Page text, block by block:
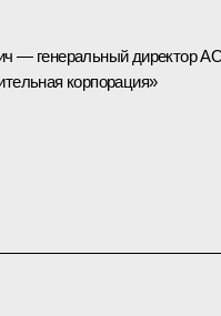
— генеральный директор
корпорация»